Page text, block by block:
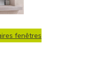
fenêtres